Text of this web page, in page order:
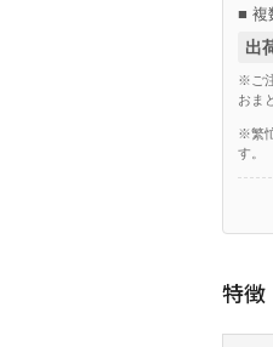
■ 複
出
※ご
おま
※繁
す。
特徴